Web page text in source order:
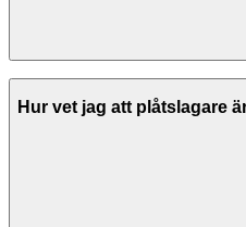
Stuprännor och hängrännor
material. Tecken på att byte
skarvar, buckliga eller hängande
Hur vet jag att plåtslagare